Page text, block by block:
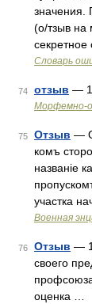
значения.
(о/тзыв на
секретное
Словарь
74 отзыв —
Морфемно-
75 Отзыв —
комъ
названіе
участка
Военная
76 Отзыв —
своего
оценка …